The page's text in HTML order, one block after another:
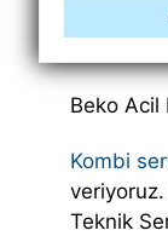
Beko Acil
Kombi
veriyoruz.
Teknik